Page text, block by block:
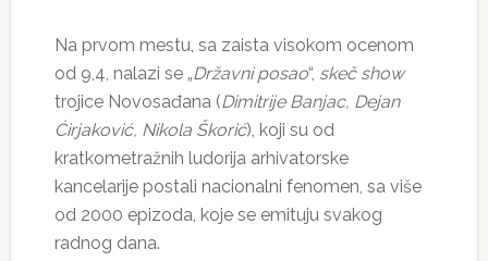
Na prvom mestu, sa zaista visokom ocenom
od 9,4, nalazi se „Državni posao“, skeč show
trojice Novosađana (Dimitrije Banjac, Dejan
Ćirjaković, Nikola Škorić), koji su od
kratkometražnih ludorija arhivatorske
kancelarije postali nacionalni fenomen, sa više
od 2000 epizoda, koje se emituju svakog
radnog dana.